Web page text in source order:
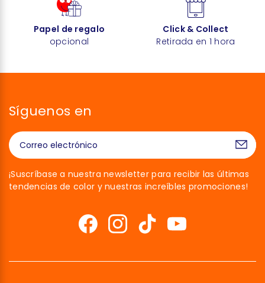
Papel de regalo
opcional
Click & Collect
Retirada en 1 hora
Síguenos en
¡Suscríbase a nuestra newsletter para recibir las últimas
tendencias de color y nuestras increíbles promociones!